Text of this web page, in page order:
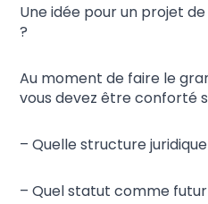
Une idée pour un projet
?
Au moment de faire le
vous devez être conforté
– Quelle structure
– Quel statut comme